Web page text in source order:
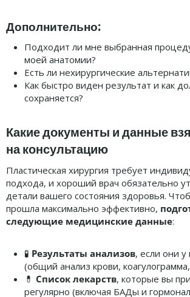
Дополнительно:
Подходит ли мне выбранная
моей анатомии?
Есть ли нехирургические
Как быстро виден результат и как
сохраняется?
Какие документы и данные
на консультацию
Пластическая хирургия требует
подхода, и хороший врач обязательно
детали вашего состояния здоровья.
прошла максимально эффективно,
следующие медицинские данные:
🧪 Результаты анализов, если они у
(общий анализ крови,
💊 Список лекарств, которые вы
регулярно (включая БАДы и